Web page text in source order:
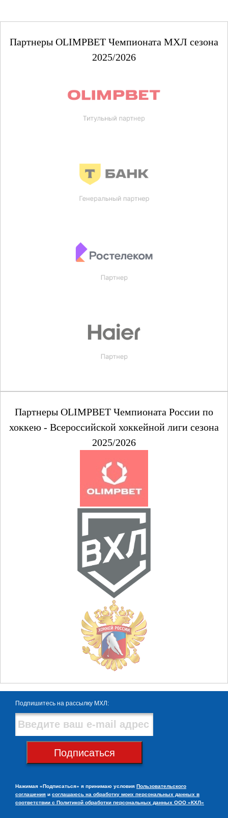
Партнеры OLIMPBET Чемпионата МХЛ сезона
2025/2026
Партнеры OLIMPBET Чемпионата России по
хоккею - Всероссийской хоккейной лиги сезона
2025/2026
Подпишитесь на рассылку МХЛ:
Подписаться
Нажимая «Подписаться» я принимаю условия Пользовательского
соглашения и соглашаюсь на обработку моих персональных данных в
соответствии с Политикой обработки персональных данных ООО «КХЛ»